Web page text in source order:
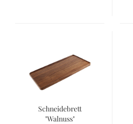
Schneidebrett
"Walnuss"